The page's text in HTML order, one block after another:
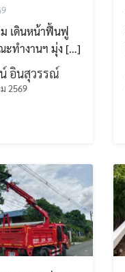
เดินหน้าฟื้นฟู
ทำงานฯ มุ่ง […]
อินสุวรรณ์
2569